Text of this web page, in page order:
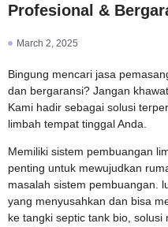
Profesional &
March 2, 2025
Bingung mencari jasa
dan bergaransi? Jangan
Kami hadir sebagai solusi
limbah tempat tinggal Anda.
Memiliki sistem pembuangan
penting untuk mewujudkan
masalah sistem pembuangan.
yang menyusahkan dan bisa
ke tangki septic tank bio,